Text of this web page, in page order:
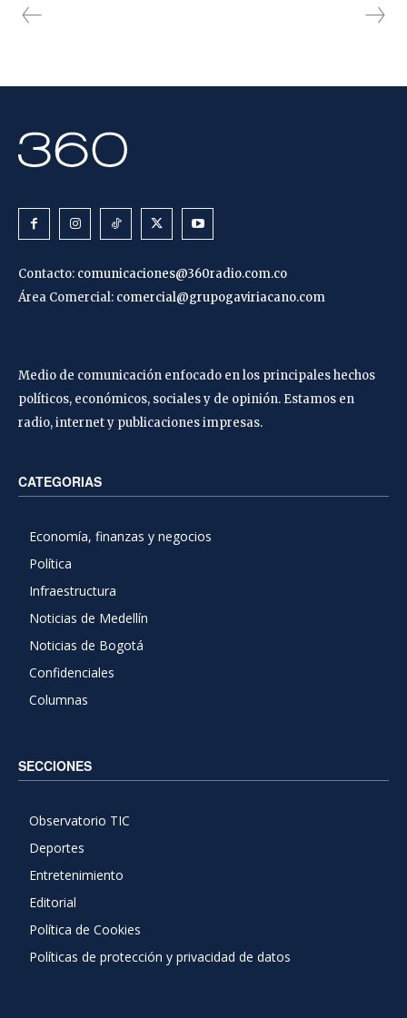
Contacto: comunicaciones@360radio.com.co
Área Comercial: comercial@grupogaviriacano.com
Medio de comunicación enfocado en los principales hechos
políticos, económicos, sociales y de opinión. Estamos en
radio, internet y publicaciones impresas.
CATEGORIAS
Economía, finanzas y negocios
Política
Infraestructura
Noticias de Medellín
Noticias de Bogotá
Confidenciales
Columnas
SECCIONES
Observatorio TIC
Deportes
Entretenimiento
Editorial
Política de Cookies
Políticas de protección y privacidad de datos